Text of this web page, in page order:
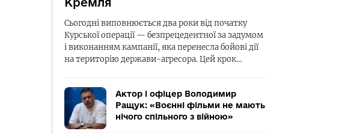
Сьогодні виповнюється два роки від початку
Курської операції — безпрецедентної за задумом
і виконанням кампанії, яка перенесла бойові дії
на територію держави-агресора. Цей крок…
Актор і офіцер Володимир
Ращук: «Воєнні фільми не мають
нічого спільного з війною»